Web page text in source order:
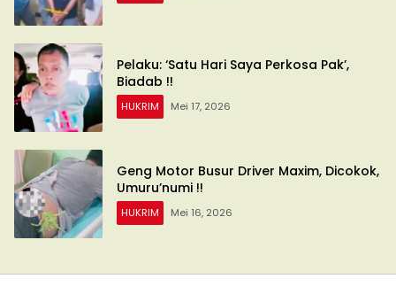
Pelaku: ‘Satu Hari Saya Perkosa Pak’,
Biadab !!
HUKRIM Mei 17, 2026
Geng Motor Busur Driver Maxim, Dicokok,
Umuru’numi !!
HUKRIM Mei 16, 2026